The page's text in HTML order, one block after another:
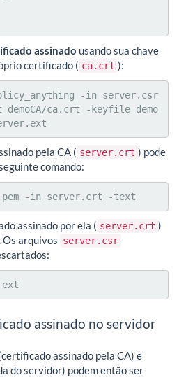
assinado usando sua chave
certificado ( ca.crt ):
-in server.csr
ca.crt -keyfile demo
pela CA ( server.crt ) pode
comando:
pem -in server.crt -text
assinado por ela ( server.crt )
arquivos server.csr
assinado no servidor
assinado pela CA) e
do servidor) podem então ser